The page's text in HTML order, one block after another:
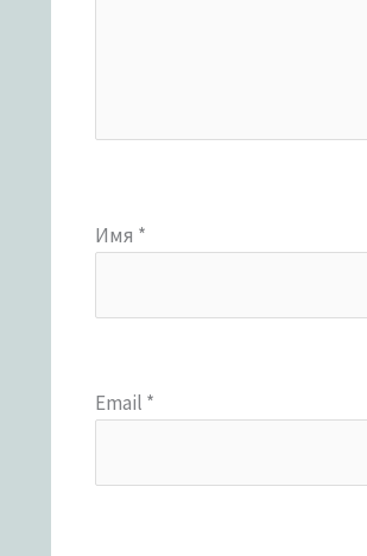
Имя *
Email *